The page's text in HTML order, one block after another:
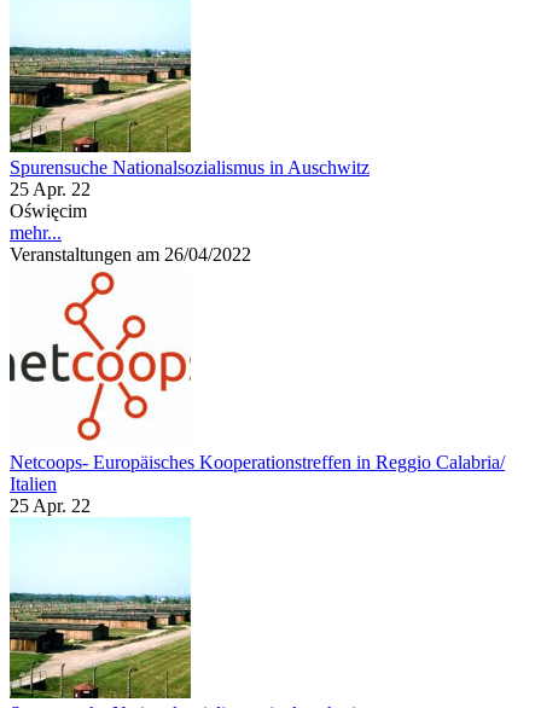
Spurensuche Nationalsozialismus in Auschwitz
25 Apr. 22
Oświęcim
mehr...
Veranstaltungen am 26/04/2022
Netcoops- Europäisches Kooperationstreffen in Reggio Calabria/
Italien
25 Apr. 22